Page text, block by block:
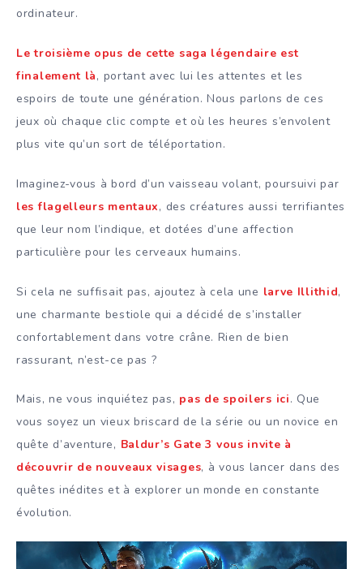
ordinateur.
Le troisième opus de cette saga légendaire est
finalement là, portant avec lui les attentes et les
espoirs de toute une génération. Nous parlons de ces
jeux où chaque clic compte et où les heures s’envolent
plus vite qu’un sort de téléportation.
Imaginez-vous à bord d’un vaisseau volant, poursuivi par
les flagelleurs mentaux, des créatures aussi terrifiantes
que leur nom l’indique, et dotées d’une affection
particulière pour les cerveaux humains.
Si cela ne suffisait pas, ajoutez à cela une larve Illithid,
une charmante bestiole qui a décidé de s’installer
confortablement dans votre crâne. Rien de bien
rassurant, n’est-ce pas ?
Mais, ne vous inquiétez pas, pas de spoilers ici. Que
vous soyez un vieux briscard de la série ou un novice en
quête d’aventure, Baldur’s Gate 3 vous invite à
découvrir de nouveaux visages, à vous lancer dans des
quêtes inédites et à explorer un monde en constante
évolution.